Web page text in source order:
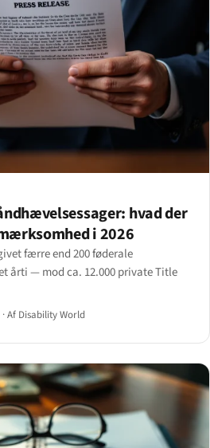
hvad der
i 2026
færre end 200 føderale
årti — mod ca. 12.000 private Title
·Af Disability World